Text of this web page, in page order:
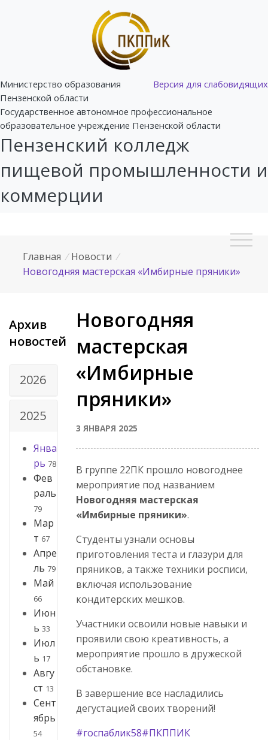
Версия для слабовидящих
Министерство образования
Пензенской области
Государственное автономное профессиональное
образовательное учреждение Пензенской области
Пензенский колледж
пищевой промышленности и
коммерции
Главная / Новости /
Новогодняя мастерская «Имбирные пряники»
Архив
новостей
2026
2025
Янва
рь 78
Фев
раль
79
Мар
т 67
Апре
ль 79
Май
66
Июн
ь 33
Июл
ь 17
Авгу
ст 13
Сент
ябрь
54
Новогодняя
мастерская
«Имбирные
пряники»
3 ЯНВАРЯ 2025
В группе 22ПК прошло новогоднее
мероприятие под названием
Новогодняя мастерская
«Имбирные пряники».
Студенты узнали основы
приготовления теста и глазури для
пряников, а также техники росписи,
включая использование
кондитерских мешков.
Участники освоили новые навыки и
проявили свою креативность, а
мероприятие прошло в дружеской
обстановке.
В завершение все насладились
дегустацией своих творений!
#госпаблик58#ПКППИК